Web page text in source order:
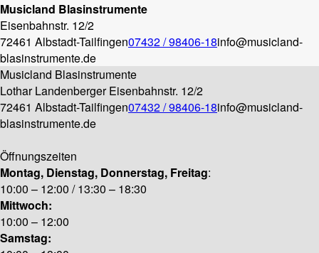
Musicland Blasinstrumente
Eisenbahnstr. 12/2
72461 Albstadt-Tailfingen07432 / 98406-18info@musicland-
blasinstrumente.de
Musicland Blasinstrumente
Lothar Landenberger Eisenbahnstr. 12/2
72461 Albstadt-Tailfingen07432 / 98406-18info@musicland-
blasinstrumente.de
Öffnungszeiten
Montag, Dienstag, Donnerstag, Freitag:
10:00 – 12:00 / 13:30 – 18:30
Mittwoch:
10:00 – 12:00
Samstag: